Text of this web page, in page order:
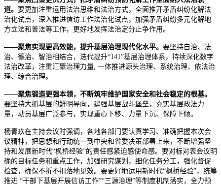
道。 要更加注重运用法治思维和法治方式，全面推开矛盾纠纷化解法
治化试点，深入推进信访工作法治化试点，加强矛盾纠纷多元化解地
方立法和普法等工作，更好地发挥法治定分止争作用。
——聚焦实现更高效能，提升基层治理现代化水平。 要坚持自治、法
治、德治、智治相结合，迭代提升“141”基层治理体系，持续深化数字
法治改革，注重汇聚治理力量, 一体推进源头治理、系统治理、依法治
理、综合治理。
­——聚焦锻造更强本领，不断筑牢维护国家安全和社会稳定的根基。
要坚持大抓基层的鲜明导向，建强基层战斗堡垒，充实基层政法力
量，动员基层广泛参与，实现重心下移、力量下沉、保障下倾。
杨青玖在主持会议时强调，各地各部门要认真学习、准确把握本次会
议精神，把思想和行动统一到中央和省委决策部署上来，不断增强坚
持和发展新时代“枫桥经验”的责任感紧迫感使命感。要对标对表会议明
确的目标任务和重点工作，加强研究谋划，细化任务分工，强化督促
检查，确保不折不扣落地见效。要更好地运用新时代“枫桥经验”，统筹
推进 “干部下基层开展信访工作”“三源治理”等制度机制落实，全力预